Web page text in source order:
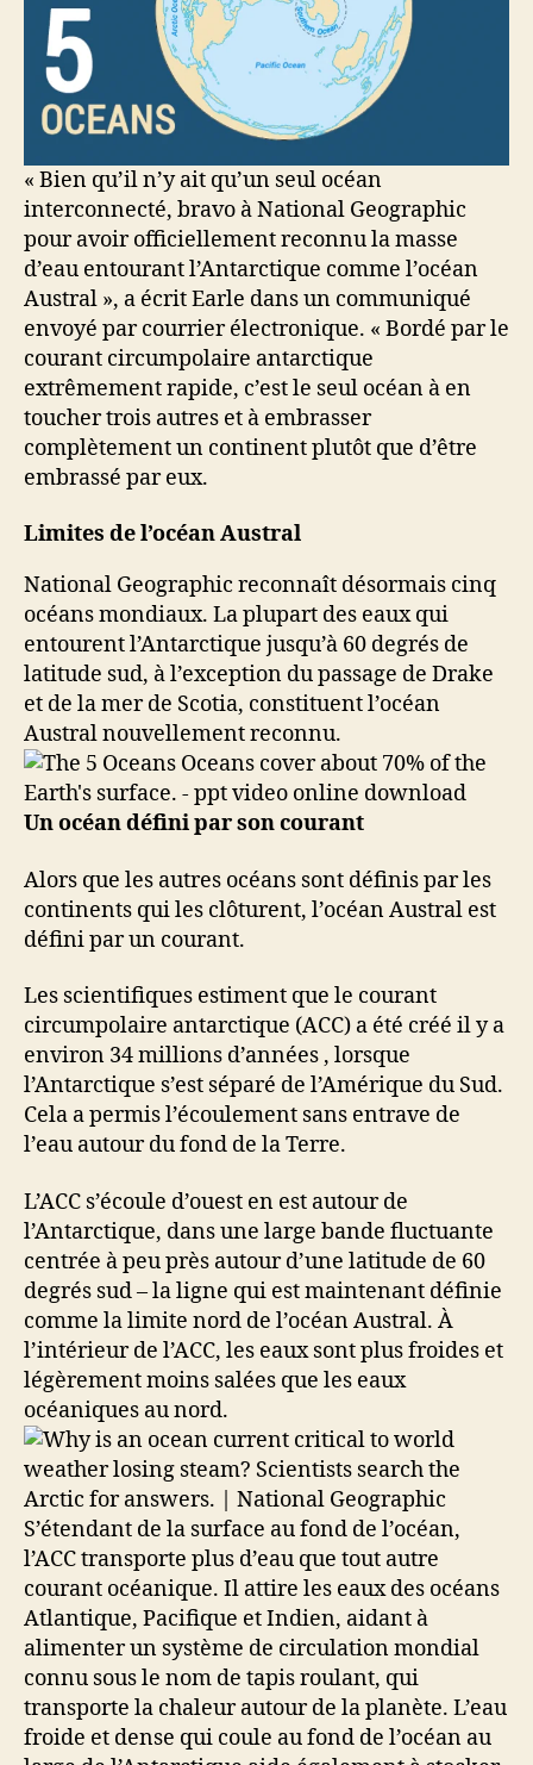
« Bien qu’il n’y ait qu’un seul océan
interconnecté, bravo à National Geographic
pour avoir officiellement reconnu la masse
d’eau entourant l’Antarctique comme l’océan
Austral », a écrit Earle dans un communiqué
envoyé par courrier électronique. « Bordé par le
courant circumpolaire antarctique
extrêmement rapide, c’est le seul océan à en
toucher trois autres et à embrasser
complètement un continent plutôt que d’être
embrassé par eux.
Limites de l’océan Austral
National Geographic reconnaît désormais cinq
océans mondiaux. La plupart des eaux qui
entourent l’Antarctique jusqu’à 60 degrés de
latitude sud, à l’exception du passage de Drake
et de la mer de Scotia, constituent l’océan
Austral nouvellement reconnu.
Un océan défini par son courant
Alors que les autres océans sont définis par les
continents qui les clôturent, l’océan Austral est
défini par un courant.
Les scientifiques estiment que le courant
circumpolaire antarctique (ACC) a été créé il y a
environ 34 millions d’années , lorsque
l’Antarctique s’est séparé de l’Amérique du Sud.
Cela a permis l’écoulement sans entrave de
l’eau autour du fond de la Terre.
L’ACC s’écoule d’ouest en est autour de
l’Antarctique, dans une large bande fluctuante
centrée à peu près autour d’une latitude de 60
degrés sud – la ligne qui est maintenant définie
comme la limite nord de l’océan Austral. À
l’intérieur de l’ACC, les eaux sont plus froides et
légèrement moins salées que les eaux
océaniques au nord.
S’étendant de la surface au fond de l’océan,
l’ACC transporte plus d’eau que tout autre
courant océanique. Il attire les eaux des océans
Atlantique, Pacifique et Indien, aidant à
alimenter un système de circulation mondial
connu sous le nom de tapis roulant, qui
transporte la chaleur autour de la planète. L’eau
froide et dense qui coule au fond de l’océan au